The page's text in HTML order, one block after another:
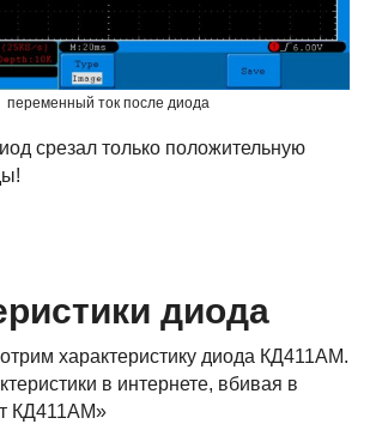
переменный ток после диода
срезал только положительную
диода
характеристику диода КД411АМ.
в интернете, вбивая в
КД411АМ»